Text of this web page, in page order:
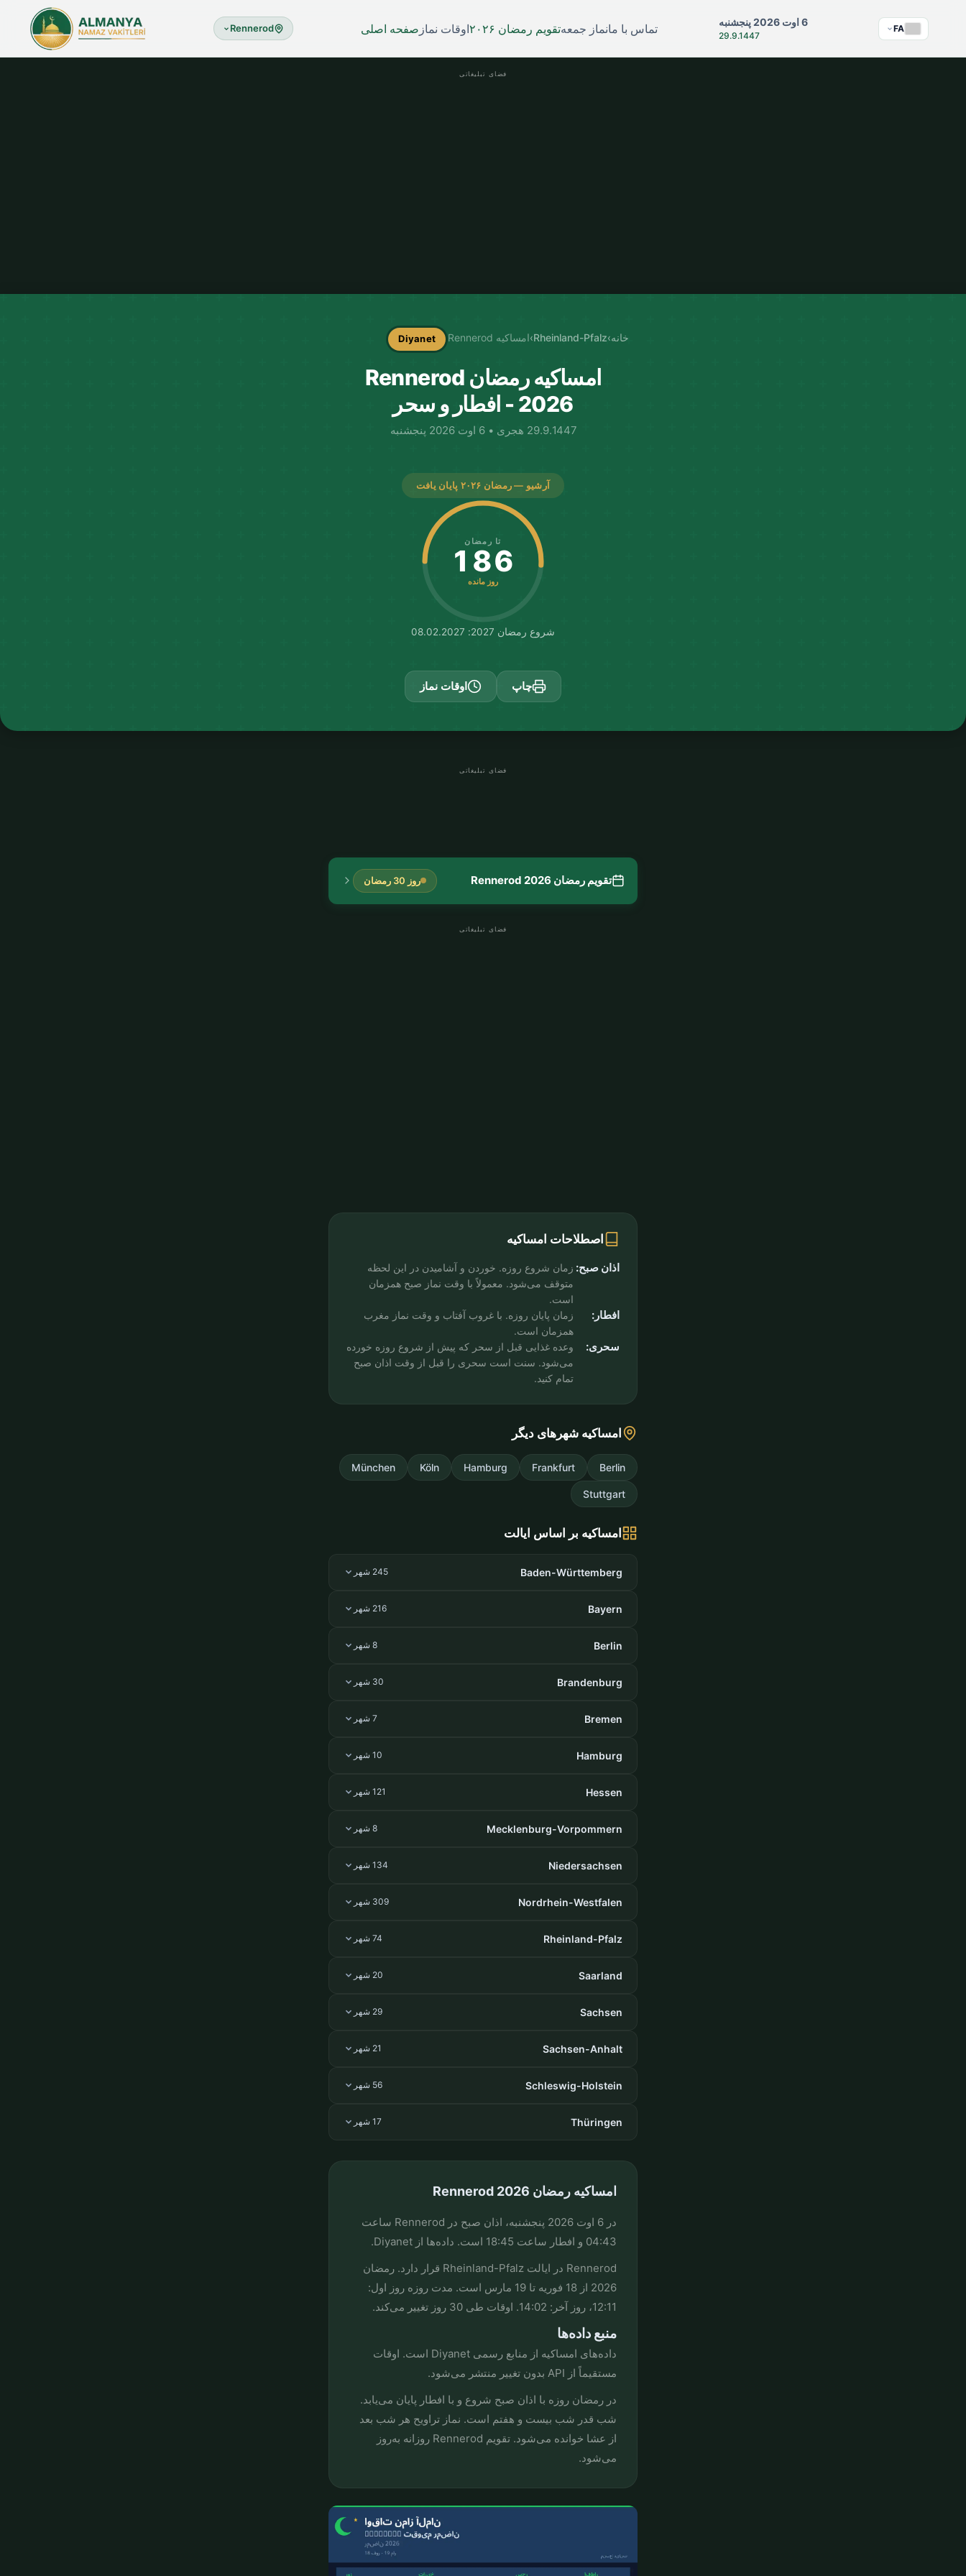
Rennerod صفحه اصلی اوقات نماز تقویم رمضان ۲۰۲۶نماز جمعهتماس با ما 6 اوت 2026 پنجشنبه
29.9.1447
FA
فضای تبلیغاتی
خانه›
Rheinland-Pfalz
›امساکیه Rennerod Diyanet
امساکیه رمضان Rennerod
2026 - افطار و سحر
29.9.1447 هجری • 6 اوت 2026 پنجشنبه
آرشیو — رمضان ۲۰۲۶ پایان یافت
تا رمضان
186
روز مانده
شروع رمضان 2027: 08.02.2027
چاپ اوقات نماز
فضای تبلیغاتی
تقویم رمضان Rennerod 2026 روز 30 رمضان
فضای تبلیغاتی
اصطلاحات امساکیه
اذان صبح: زمان شروع روزه. خوردن و آشامیدن در این لحظه
متوقف می‌شود. معمولاً با وقت نماز صبح همزمان
است.
افطار:
زمان پایان روزه. با غروب آفتاب و وقت نماز مغرب
همزمان است.
سحری:
وعده غذایی قبل از سحر که پیش از شروع روزه خورده
می‌شود. سنت است سحری را قبل از وقت اذان صبح
تمام کنید.
امساکیه شهرهای دیگر
Berlin
Frankfurt
Hamburg
Köln
München
Stuttgart
امساکیه بر اساس ایالت
Baden-Württemberg 245 شهر
Bayern 216 شهر
Berlin 8 شهر
Brandenburg 30 شهر
Bremen 7 شهر
Hamburg 10 شهر
Hessen 121 شهر
Mecklenburg-Vorpommern 8 شهر
Niedersachsen 134 شهر
Nordrhein-Westfalen 309 شهر
Rheinland-Pfalz 74 شهر
Saarland 20 شهر
Sachsen 29 شهر
Sachsen-Anhalt 21 شهر
Schleswig-Holstein 56 شهر
Thüringen 17 شهر
امساکیه رمضان Rennerod 2026
در 6 اوت 2026 پنجشنبه، اذان صبح در Rennerod ساعت
04:43 و افطار ساعت 18:45 است. داده‌ها از Diyanet.
Rennerod در ایالت Rheinland-Pfalz قرار دارد. رمضان
2026 از 18 فوریه تا 19 مارس است. مدت روزه روز اول:
12:11، روز آخر: 14:02. اوقات طی 30 روز تغییر می‌کند.
منبع داده‌ها
داده‌های امساکیه از منابع رسمی Diyanet است. اوقات
مستقیماً از API بدون تغییر منتشر می‌شود.
در رمضان روزه با اذان صبح شروع و با افطار پایان می‌یابد.
شب قدر شب بیست و هفتم است. نماز تراویح هر شب بعد
از عشا خوانده می‌شود. تقویم Rennerod روزانه به‌روز
می‌شود.